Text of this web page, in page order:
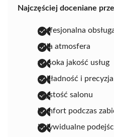
Najczęściej doceniane
profesjonalna
miła atmosfera
wysoka jakość usług
dokładność i precyzja
czystość salonu
komfort podczas
indywidualne